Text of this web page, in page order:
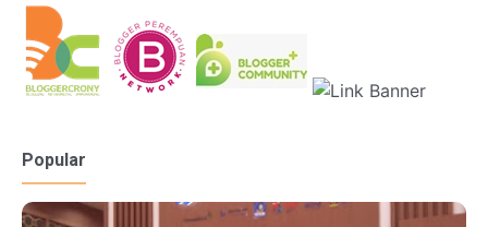
Popular